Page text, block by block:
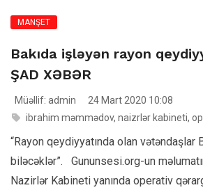
MANŞET
Bakıda işləyən rayon
ŞAD XƏBƏR
Müəllif: admin
24 Mart 2020 10:08
ibrahim məmmədov, naizrlər kabineti,
“Rayon qeydiyyatında olan vətəndaşlar
biləcəklər”. Gununsesi.org-un
Nazirlər Kabineti yanında operativ